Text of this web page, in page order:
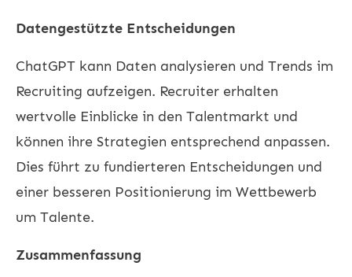
Datengestützte Entscheidungen
ChatGPT kann Daten analysieren und Trends im
Recruiting aufzeigen. Recruiter erhalten
wertvolle Einblicke in den Talentmarkt und
können ihre Strategien entsprechend anpassen.
Dies führt zu fundierteren Entscheidungen und
einer besseren Positionierung im Wettbewerb
um Talente.
Zusammenfassung